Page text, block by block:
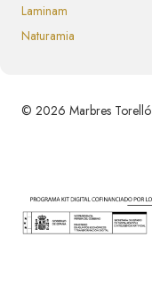
Laminam
Naturamia
© 2026 Marbres Torelló